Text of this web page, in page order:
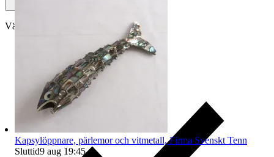
Välj till köparskydd
Kapsylöppnare, pärlemor och vitmetall, Firma Svenskt Tenn
Sluttid9 aug 19:45.